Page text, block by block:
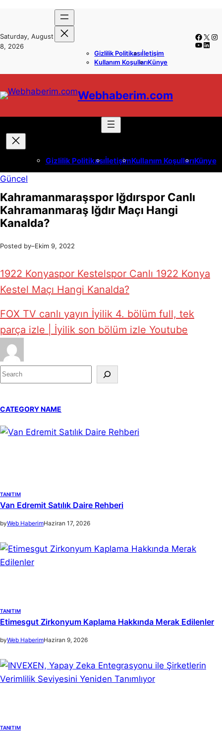
content
Saturday, August
8, 2026
Gizlilik Politikasıİletişim
Kullanım KoşullarıKünye
X
Webhaberim.com
Gizlilik PolitikasıİletişimKullanım KoşullarıKünye
Güncel
Kahramanmaraşspor Iğdırspor Canlı
Kahramanmaraş Iğdır Maçı Hangi
Kanalda?
Posted by–Ekim 9, 2022
1922 Konyaspor Kestelspor Canlı 1922 Konya
Kestel Maçı Hangi Kanalda?
FOX TV canlı yayın İyilik 4. bölüm full, tek
parça izle | İyilik son bölüm izle Youtube
S
e
r
c
CATEGORY NAME
TANITIM
Van Edremit Satılık Daire Rehberi
byWeb HaberimHaziran 17, 2026
TANITIM
Etimesgut Zirkonyum Kaplama Hakkında Merak Edilenler
byWeb HaberimHaziran 9, 2026
TANITIM